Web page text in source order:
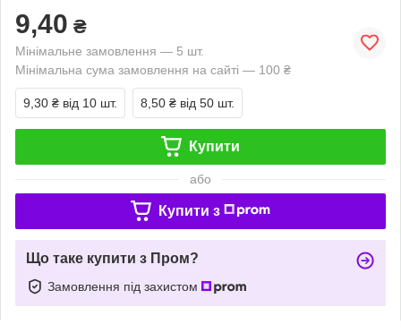
9,40 ₴
Мінімальне замовлення — 5 шт.
Мінімальна сума замовлення на сайті — 100 ₴
9,30 ₴ від 10 шт. 8,50 ₴ від 50 шт.
Купити
або
Купити з
Що таке купити з Пром?
Замовлення під захистом